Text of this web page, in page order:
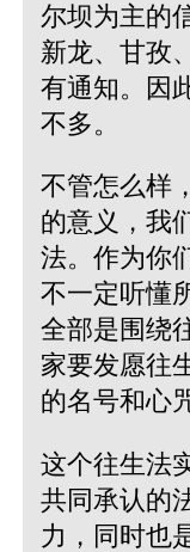
尔坝为主的
新龙、甘孜
有通知。因
不多。
不管怎么样
的意义，我
法。作为你
不一定听懂
全部是围绕
家要发愿往
的名号和心
这个往生法
共同承认的
力，同时也